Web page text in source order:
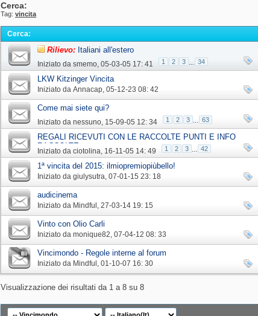
Cerca:
Tag: vincita
Cerca:
Rilievo: Italiani all'estero
Iniziato da smemo‎, 05-03-05 17: 41 1 2 3 ... 34
LKW Kitzinger Vincita
Iniziato da Annacap‎, 05-12-23 08: 42
Come mai siete qui?
Iniziato da nessuno‎, 15-09-05 12: 34 1 2 3 ... 63
REGALI RICEVUTI CON LE RACCOLTE PUNTI E INFO
RACCOLTE
Iniziato da ciotolina‎, 16-11-05 14: 49 1 2 3 ... 42
1ª vincita del 2015: ilmiopremiopiùbello!
Iniziato da giulysutra‎, 07-01-15 23: 18
audicinema
Iniziato da Mindful ‎, 27-03-14 19: 15
Vinto con Olio Carli
Iniziato da monique82‎, 07-04-12 08: 33
Vincimondo - Regole interne al forum
Iniziato da Mindful ‎, 01-10-07 16: 30
Visualizzazione dei risultati da 1 a 8 su 8